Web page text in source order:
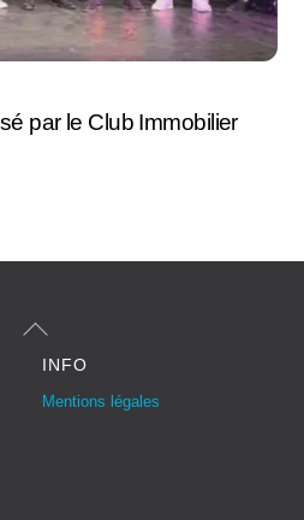
par le Club Immobilier
To
INFO
Mentions légales